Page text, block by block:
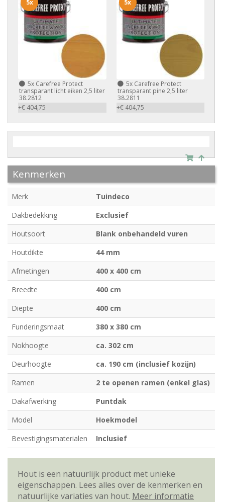
5x Carefree Protect
transparant licht eiken 2,5 liter
38.2812
+€ 404,75
5x
5xCarefree Protect
transparant pine 2,5 liter
38.2811
+€ 404,75
5x
Kenmerken
Merk
Tuindeco
Dakbedekking
Exclusief
Houtsoort
Blank onbehandeld vuren
Houtdikte
44 mm
Afmetingen
400 x 400 cm
Breedte
400 cm
Diepte
400 cm
Funderingsmaat
380 x 380 cm
Nokhoogte
ca. 302 cm
Deurhoogte
ca. 190 cm (inclusief kozijn)
Ramen
2 te openen ramen (enkel glas)
Dakafwerking
Puntdak
Model
Hoekmodel
Bevestigingsmaterialen
Inclusief
Hout is een natuurlijk product met unieke
eigenschappen. Lees alles over de kenmerken en
natuurlijke variaties van hout. Meer informatie